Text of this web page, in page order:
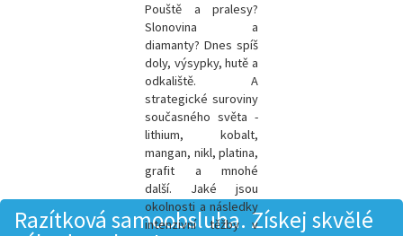
Pouště a pralesy?
Slonovina a
diamanty? Dnes spíš
doly, výsypky, hutě a
odkaliště. A
strategické suroviny
současného světa -
lithium, kobalt,
mangan, nikl, platina,
grafit a mnohé
další. Jaké jsou
okolnosti a následky
intenzivní těžby v
Razítková samoobsluha. Získej skvělé